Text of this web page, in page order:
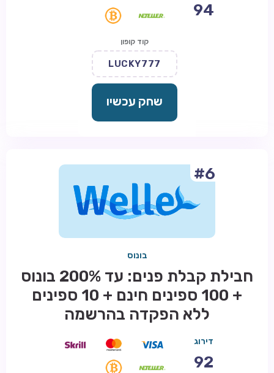
94
קוד קופון
LUCKY777
שחק עכשיו
#6
בונוס
חבילת קבלת פנים: עד 200% בונוס
+ 100 ספינים חינם + 10 ספינים
ללא הפקדה בהרשמה
דירוג
92